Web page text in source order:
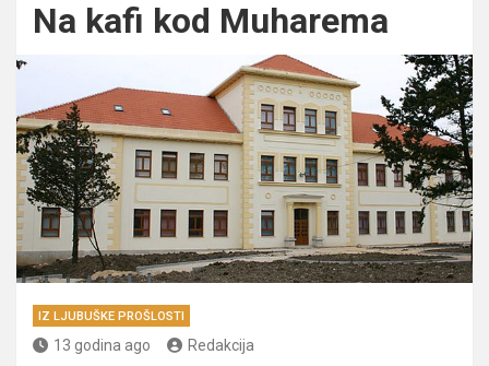
Na kafi kod Muharema
IZ LJUBUŠKE PROŠLOSTI
13 godina ago Redakcija